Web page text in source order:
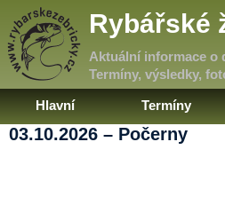
Rybářské
Aktuální informace o
Termíny, výsledky,
Hlavní Termíny
03.10.2026 – Počerny